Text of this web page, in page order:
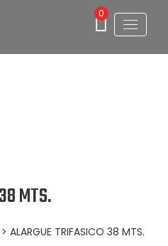
0
MTS.
> ALARGUE TRIFASICO 38 MTS.